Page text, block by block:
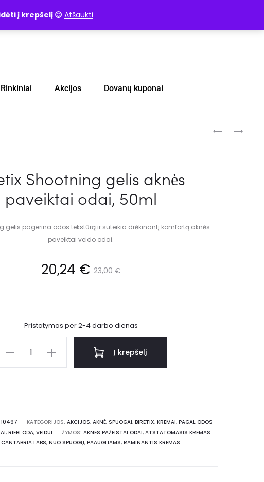
į krepšelį 😊 Atšaukti
Rinkiniai Akcijos Dovanų kuponai
Shootning gelis aknės
paveiktai odai, 50ml
gelis pagerina odos tekstūrą ir suteikia drėkinantį komfortą aknės
paveiktai veido odai.
23,00€
20,24 €
Pristatymas per 2-4 darbo dienas
Į krepšelį
10497 KATEGORIJOS: AKCIJOS, AKNĖ, SPUOGAI, BIRETIX, KREMAI, PAGAL ODOS
, RIEBI ODA, VEIDUI ŽYMOS: AKNES PAŽEISTAI ODAI, ATSTATOMASIS KREMAS
CANTABRIA LABS, NUO SPUOGŲ, PAAUGLIAMS, RAMINANTIS KREMAS